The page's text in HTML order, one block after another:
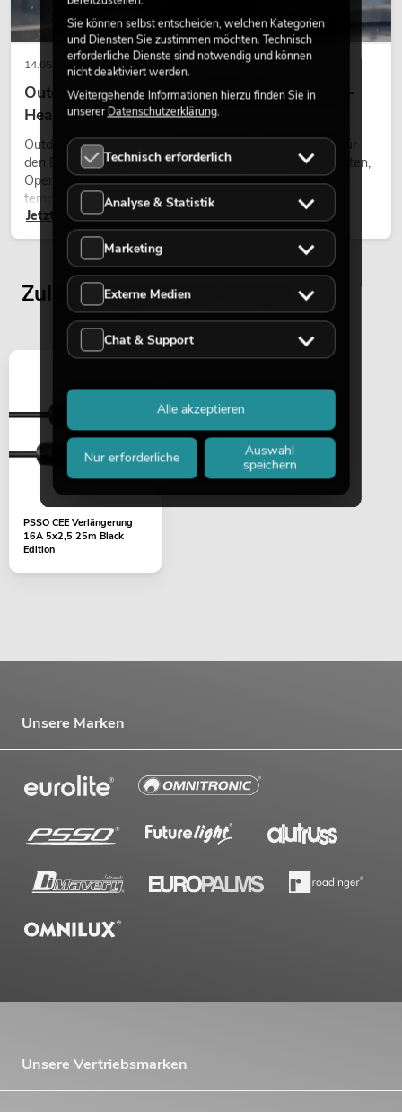
14.05.2026
Outdoor Moving-Heads: Wetterfeste Moving-
Heads bei Events
Outdoor Moving-Heads sind bewegliche Scheinwerfer für
den Einsatz im Freien. Sie werden bei Festivals, Stadtfesten,
Open-Air-Konzerten, Architekturinszenierungen und
temporären Außeninstallationen eingesetzt.
Jetzt lesen
Zuletzt angesehene Artikel
PSSO CEE Verlängerung
16A 5x2,5 25m Black
Edition
Unsere Marken
Unsere Vertriebsmarken
Sie können selbst entscheiden, welchen Kategorien
und Diensten Sie zustimmen möchten. Technisch
erforderliche Dienste sind notwendig und können
nicht deaktiviert werden.
Weitergehende Informationen hierzu finden Sie in
unsererDatenschutzerklärung.
Technisch erforderlich
Analyse & Statistik
Marketing
Externe Medien
Chat & Support
Nur erforderliche
Auswahl
speichern
Alle akzeptieren